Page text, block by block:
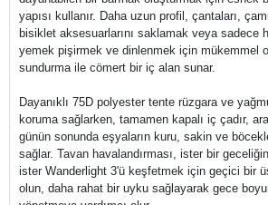
yapısı kullanır. Daha uzun profil, çantaları,
bisiklet aksesuarlarını saklamak veya sadece
yemek pişirmek ve dinlenmek için mükemmel
sundurma ile cömert bir iç alan sunar.
Dayanıklı 75D polyester tente rüzgara ve
koruma sağlarken, tamamen kapalı iç çadır,
günün sonunda eşyaların kuru, sakin ve
sağlar. Tavan havalandırması, ister bir
ister Wanderlight 3'ü keşfetmek için geçici bir
olun, daha rahat bir uyku sağlayarak gece